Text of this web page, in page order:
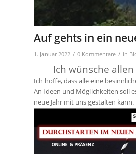
Auf gehts in ein
1. Januar 2022 / 0 Kommentare / in
Ich wünsche
Ich hoffe, dass alle eine
An Ideen und Möglichkeiten soll
neue Jahr mit uns gestalten kann.